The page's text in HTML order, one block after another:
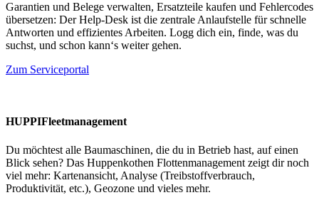
Garantien und Belege verwalten, Ersatzteile kaufen und Fehlercodes
übersetzen: Der Help-Desk ist die zentrale Anlaufstelle für schnelle
Antworten und effizientes Arbeiten. Logg dich ein, finde, was du
suchst, und schon kann‘s weiter gehen.
Zum Serviceportal
HUPPIFleetmanagement
Du möchtest alle Baumaschinen, die du in Betrieb hast, auf einen
Blick sehen? Das Huppenkothen Flottenmanagement zeigt dir noch
viel mehr: Kartenansicht, Analyse (Treibstoffverbrauch,
Produktivität, etc.), Geozone und vieles mehr.